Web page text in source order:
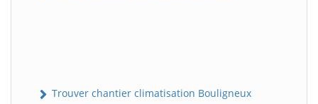
Trouver chantier climatisation Bouligneux